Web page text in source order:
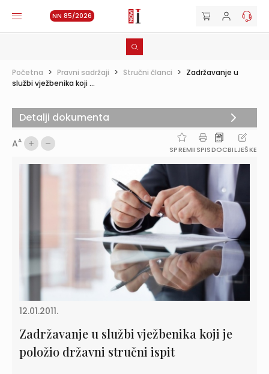
NN 85/2026
Početna > Pravni sadržaji > Stručni članci > Zadržavanje u
službi vježbenika koji ...
AA
SPREMIISPISDOCBILJEŠKE
12.01.2011.
Zadržavanje u službi vježbenika koji je
položio državni stručni ispit
Detalji dokumenta